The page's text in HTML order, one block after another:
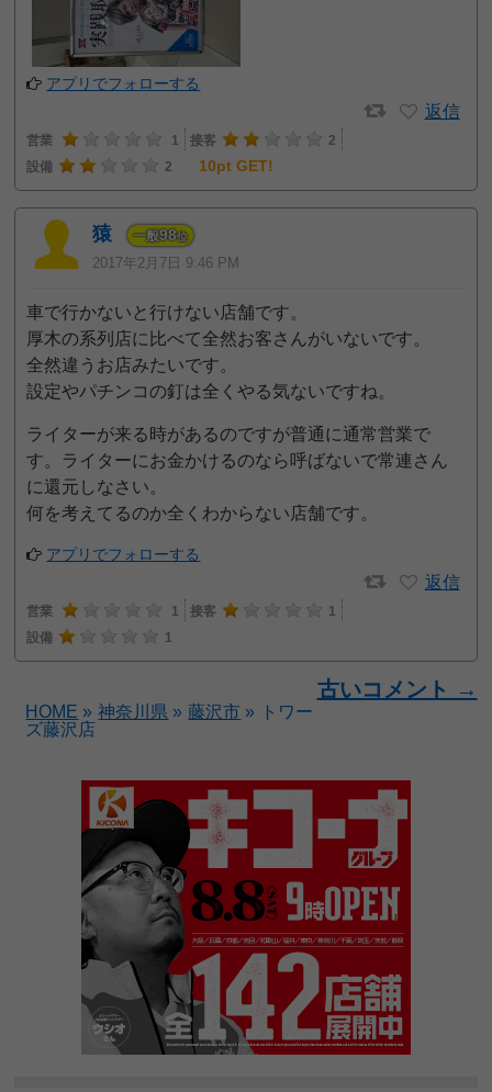
アプリでフォローする
返信
営業 1 接客
2
設備
2 10pt GET!
猿 一般98位
2017年2月7日 9:46 PM
車で行かないと行けない店舗です。
厚木の系列店に比べて全然お客さんがいないです。
全然違うお店みたいです。
設定やパチンコの釘は全くやる気ないですね。
ライターが来る時があるのですが普通に通常営業で
す。ライターにお金かけるのなら呼ばないで常連さん
に還元しなさい。
何を考えてるのか全くわからない店舗です。
アプリでフォローする
返信
営業 1 接客
1
設備
1
古いコメント →
HOME » 神奈川県 » 藤沢市 »
トワー
ズ藤沢店